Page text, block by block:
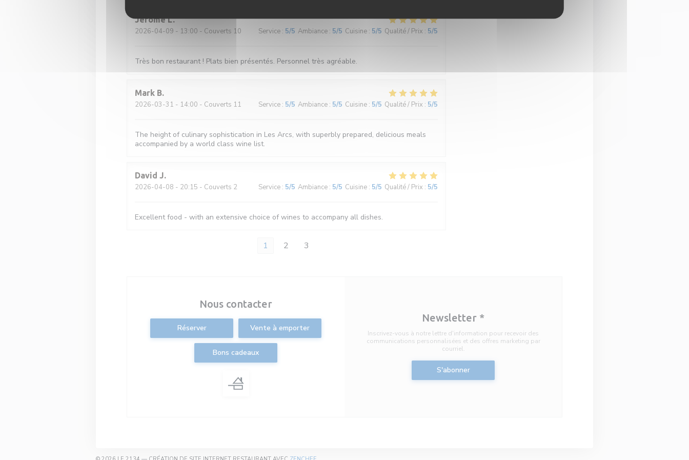
Jérôme L
2026-04-09 - 13:00 - Couverts 10 Service: 5/5 Ambiance: 5/5 Cuisine: 5/5 Qualité / Prix : 5/5
Très bon restaurant ! Plats bien présentés. Personnel très agréable.
Mark B
2026-03-31 - 14:00 - Couverts 11 Service: 5/5 Ambiance: 5/5 Cuisine: 5/5 Qualité / Prix : 5/5
The height of culinary sophistication in Les Arcs, with superbly prepared, delicious meals
accompanied by a world class wine list.
David J
2026-04-08 - 20:15 - Couverts 2 Service: 5/5 Ambiance: 5/5 Cuisine: 5/5 Qualité / Prix : 5/5
Excellent food - with an extensive choice of wines to accompany all dishes.
1 2 3
Nous contacter
Réserver Vente à emporter
Bons cadeaux
Newsletter *
Inscrivez-vous à notre lettre d'information pour recevoir des
communications personnalisées et des offres marketing par
courriel.
S'abonner